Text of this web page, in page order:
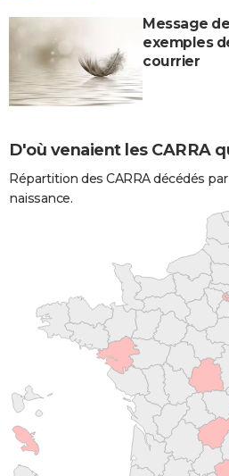
Message
exemples
courrier
D'où venaient les CARRA
Répartition des CARRA décédés
naissance.